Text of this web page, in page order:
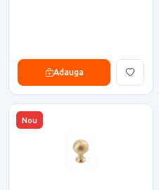
Adauga
Nou